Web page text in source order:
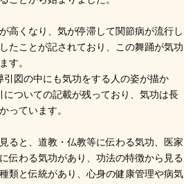
高くなり、気が停滞して関節病が流行し
たことが記されており、この舞踊が気功
す。
図の中にも気功をする人の姿が描か
ついての記載が残っており、気功は長
っています。
ると、道教・仏教等に伝わる気功、医家
伝わる気功があり、功法の特徴から見る
類と伝統があり、心身の健康管理や病気